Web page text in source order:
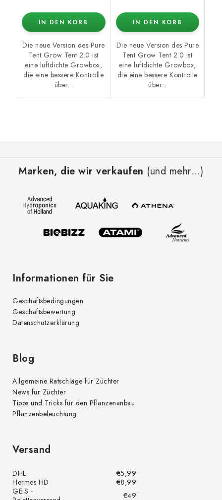
IN DEN KORB
Die neue Version des Pure
Tent Grow Tent 2.0 ist
eine luftdichte Growbox,
die eine bessere Kontrolle
über...
IN DEN KORB
Die neue Version des Pure
Tent Grow Tent 2.0 ist
eine luftdichte Growbox,
die eine bessere Kontrolle
über...
Marken, die wir verkaufen (und mehr...)
Informationen für Sie
Geschäftsbedingungen
Geschäftsbewertung
Datenschutzerklärung
Blog
Allgemeine Ratschläge für Züchter
News für Züchter
Tipps und Tricks für den Pflanzenanbau
Pflanzenbeleuchtung
Versand
DHL
€5,99
Hermes HD
€8,99
GEIS -
€49